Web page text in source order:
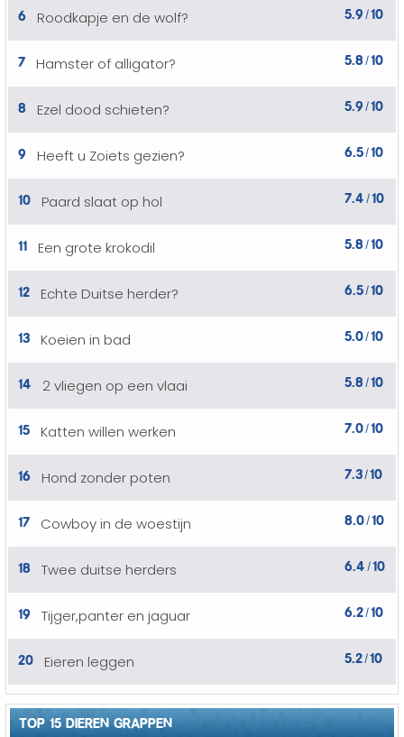
6 Roodkapje en de wolf? 5.9 /10
7 Hamster of alligator? 5.8/10
8 Ezel dood schieten? 5.9 /10
9 Heeft u Zoiets gezien? 6.5/10
10 Paard slaat op hol 7.4 /10
11 Een grote krokodil 5.8/10
12 Echte Duitse herder? 6.5/10
13 Koeien in bad 5.0/10
14 2 vliegen op een vlaai 5.8 /10
15 Katten willen werken 7.0/10
16 Hond zonder poten 7.3/10
17 Cowboy in de woestijn 8.0/10
18 Twee duitse herders 6.4 /10
19 Tijger,panter en jaguar 6.2/10
20 Eieren leggen 5.2/10
TOP 15 DIEREN GRAPPEN